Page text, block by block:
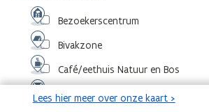
OpenStreetMap-bijdragers Agentschap voor Natuur en Bos
Vlaanderen,©Toerisme Vlaanderen
Bezoekerscentrum
Bivakzone
Café/eethuis Natuur en Bos
Eventlocatie
Lees hier meer over onze kaart >